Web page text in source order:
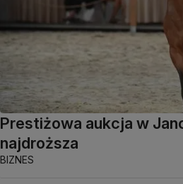
Prestiżowa aukcja w
najdroższa
BIZNES